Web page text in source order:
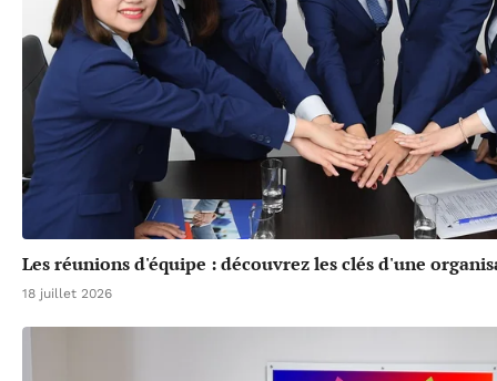
Les réunions d'équipe : découvrez les clés d'une
18 juillet 2026